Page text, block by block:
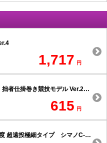
1,717 円
【20周年記念 特別価格】拙者仕掛巻き競技モデル Ver.2 スリムタイプ
615 円
SESSYA 黒スプール 7.5度 超遠投極細タイプ シマノC-1用